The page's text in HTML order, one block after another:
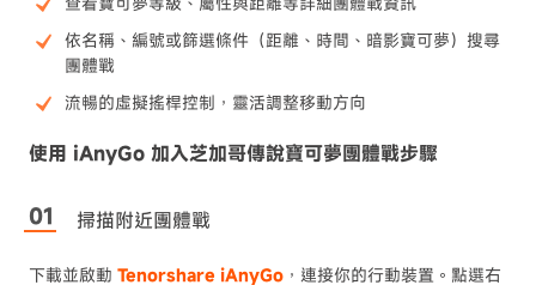
依名稱、編號或篩選條件（距離、時間、暗影寶可夢）搜尋
團體戰
流暢的虛擬搖桿控制，靈活調整移動方向
使用 iAnyGo 加入芝加哥傳說寶可夢團體戰步驟
掃描附近團體戰
下載並啟動 Tenorshare iAnyGo ，連接你的行動裝置。點選右